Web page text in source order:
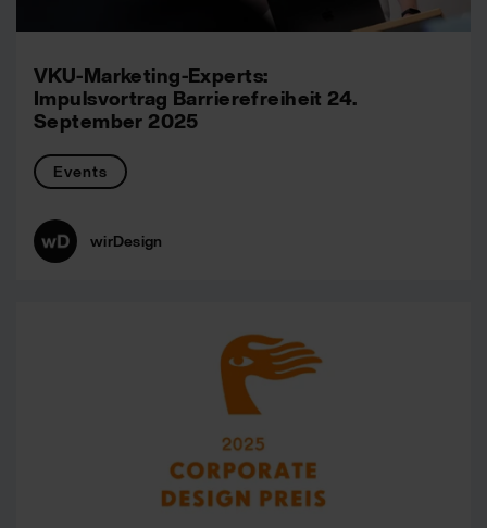
VKU-Marketing-Experts:
Impulsvortrag Barrierefreiheit 24.
September 2025
Events
wirDesign